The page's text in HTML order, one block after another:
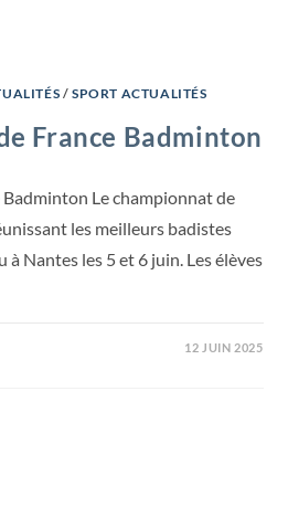
/SPORT ACTUALITÉS
France Badminton
Le championnat de
les meilleurs badistes
à Nantes les 5 et 6 juin. Les élèves
12 JUIN 2025